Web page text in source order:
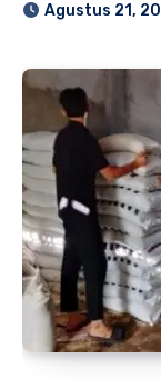
Agustus 21,